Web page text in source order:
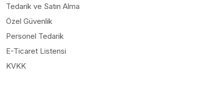
Tedarik ve Satın Alma
Özel Güvenlik
Personel Tedarik
E-Ticaret Listensi
KVKK